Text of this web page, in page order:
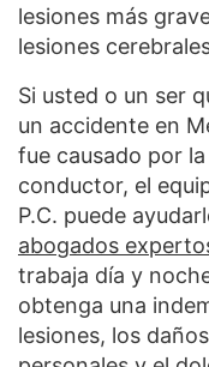
lesiones más
lesiones
Si usted o un ser
un accidente en
fue causado por
conductor, el
P.C. puede
abogados
trabaja día y
obtenga una
lesiones, los